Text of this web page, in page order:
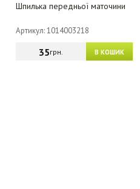
Шпилька передньої маточини
Артикул: 1014003218
В КОШИК
35грн.